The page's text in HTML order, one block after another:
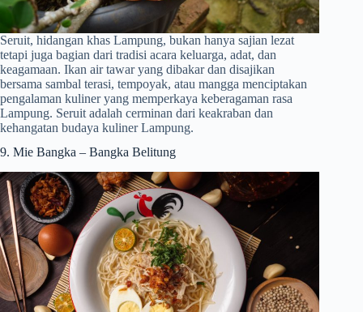
Seruit, hidangan khas Lampung, bukan hanya sajian lezat
tetapi juga bagian dari tradisi acara keluarga, adat, dan
keagamaan. Ikan air tawar yang dibakar dan disajikan
bersama sambal terasi, tempoyak, atau mangga menciptakan
pengalaman kuliner yang memperkaya keberagaman rasa
Lampung. Seruit adalah cerminan dari keakraban dan
kehangatan budaya kuliner Lampung.
9. Mie Bangka – Bangka Belitung